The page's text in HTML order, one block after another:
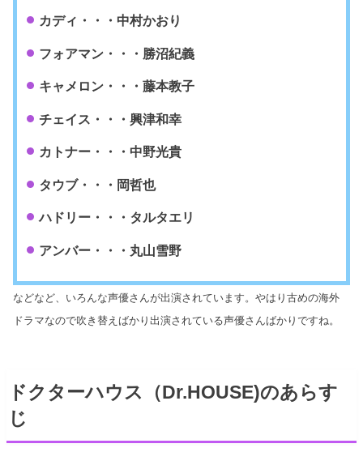
カディ・・・中村かおり
フォアマン・・・勝沼紀義
キャメロン・・・藤本教子
チェイス・・・興津和幸
カトナー・・・中野光貴
タウブ・・・岡哲也
ハドリー・・・タルタエリ
アンバー・・・丸山雪野
などなど、いろんな声優さんが出演されています。やはり古めの海外
ドラマなので吹き替えばかり出演されている声優さんばかりですね。
ドクターハウス（Dr.HOUSE)のあらす
じ